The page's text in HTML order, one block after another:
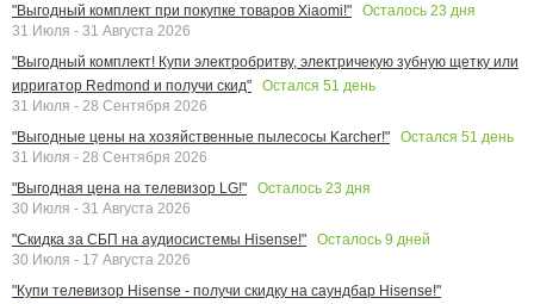
"Выгодный комплект при покупке товаров Xiaomi!"
Осталось 23 дня
31 Июля - 31 Августа 2026
"Выгодный комплект! Купи электробритву, электричекую зубную щетку или
ирригатор Redmond и получи скид"
Остался 51 день
31 Июля - 28 Сентября 2026
"Выгодные цены на хозяйственные пылесосы Karcher!"
Остался 51 день
31 Июля - 28 Сентября 2026
"Выгодная цена на телевизор LG!"
Осталось 23 дня
30 Июля - 31 Августа 2026
"Скидка за СБП на аудиосистемы Hisense!"
Осталось 9 дней
30 Июля - 17 Августа 2026
"Купи телевизор Hisense - получи скидку на саундбар Hisense!"